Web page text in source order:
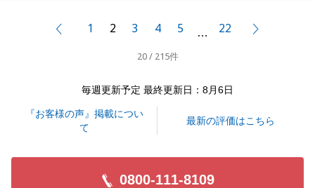
引き続きどうぞよろしくお願い申し上げます。
前へ1 2 3 4 5 … 22
20 / 215件
毎週更新予定 最終更新日：8月6日
『お客様の声』掲載につい
て
最新の評価はこちら
0800-111-8109